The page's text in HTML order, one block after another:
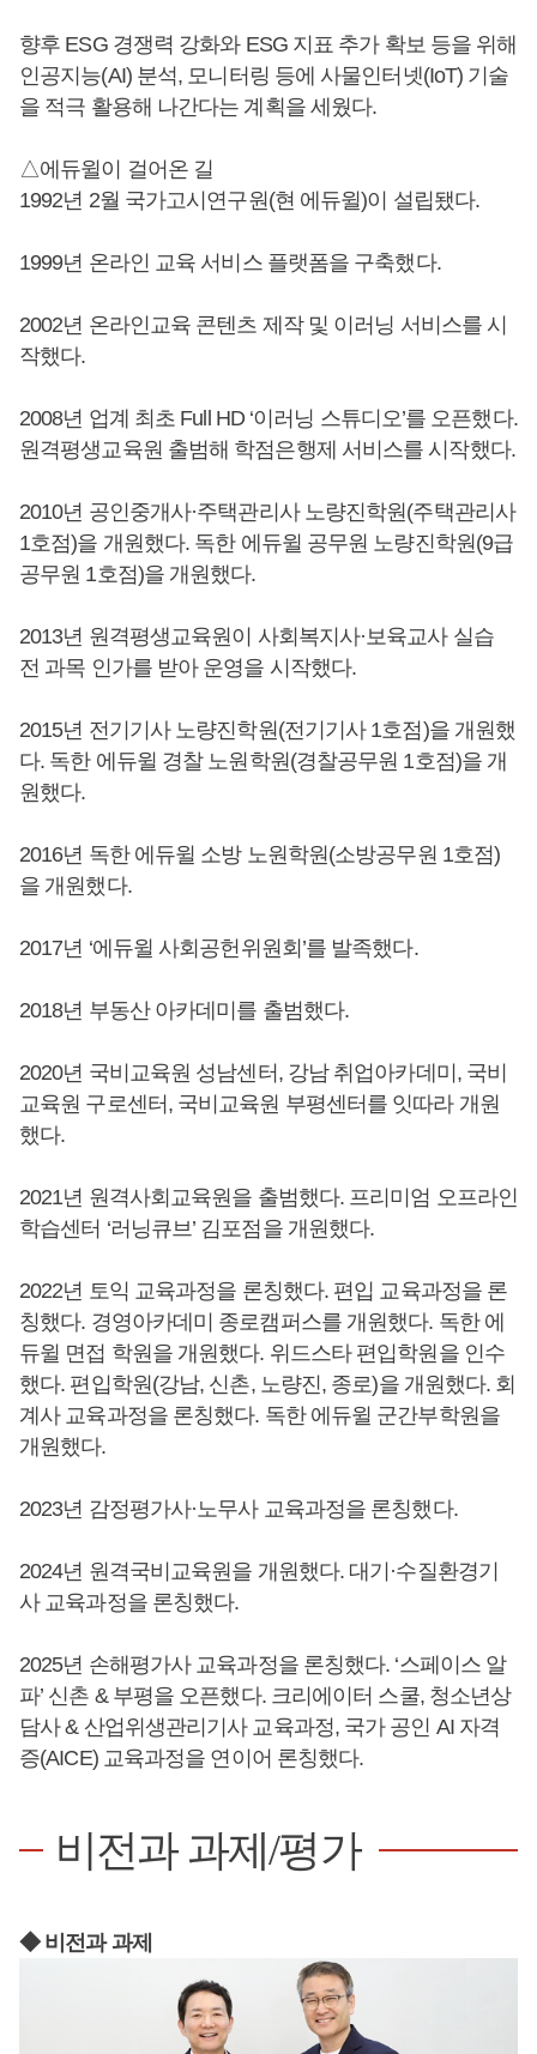
향후 ESG 경쟁력 강화와 ESG 지표 추가 확보 등을 위해
인공지능(AI) 분석, 모니터링 등에 사물인터넷(IoT) 기술
을 적극 활용해 나간다는 계획을 세웠다.
△에듀윌이 걸어온 길
1992년 2월 국가고시연구원(현 에듀윌)이 설립됐다.
1999년 온라인 교육 서비스 플랫폼을 구축했다.
2002년 온라인교육 콘텐츠 제작 및 이러닝 서비스를 시
작했다.
2008년 업계 최초 Full HD ‘이러닝 스튜디오’를 오픈했다.
원격평생교육원 출범해 학점은행제 서비스를 시작했다.
2010년 공인중개사·주택관리사 노량진학원(주택관리사
1호점)을 개원했다. 독한 에듀윌 공무원 노량진학원(9급
공무원 1호점)을 개원했다.
2013년 원격평생교육원이 사회복지사·보육교사 실습
전 과목 인가를 받아 운영을 시작했다.
2015년 전기기사 노량진학원(전기기사 1호점)을 개원했
다. 독한 에듀윌 경찰 노원학원(경찰공무원 1호점)을 개
원했다.
2016년 독한 에듀윌 소방 노원학원(소방공무원 1호점)
을 개원했다.
2017년 ‘에듀윌 사회공헌위원회’를 발족했다.
2018년 부동산 아카데미를 출범했다.
2020년 국비교육원 성남센터, 강남 취업아카데미, 국비
교육원 구로센터, 국비교육원 부평센터를 잇따라 개원
했다.
2021년 원격사회교육원을 출범했다. 프리미엄 오프라인
학습센터 ‘러닝큐브’ 김포점을 개원했다.
2022년 토익 교육과정을 론칭했다. 편입 교육과정을 론
칭했다. 경영아카데미 종로캠퍼스를 개원했다. 독한 에
듀윌 면접 학원을 개원했다. 위드스타 편입학원을 인수
했다. 편입학원(강남, 신촌, 노량진, 종로)을 개원했다. 회
계사 교육과정을 론칭했다. 독한 에듀윌 군간부학원을
개원했다.
2023년 감정평가사·노무사 교육과정을 론칭했다.
2024년 원격국비교육원을 개원했다. 대기·수질환경기
사 교육과정을 론칭했다.
2025년 손해평가사 교육과정을 론칭했다. ‘스페이스 알
파’ 신촌 & 부평을 오픈했다. 크리에이터 스쿨, 청소년상
담사 & 산업위생관리기사 교육과정, 국가 공인 AI 자격
증(AICE) 교육과정을 연이어 론칭했다.
비전과 과제/평가
◆ 비전과 과제